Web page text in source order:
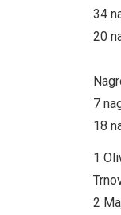
34
20
7
18
1
2